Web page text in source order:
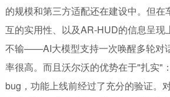
的规模和第三方适配还在建设中。但在
互的实用性、以及AR-HUD的信息呈现
不输——AI大模型支持一次唤醒多轮对
率很高。而且沃尔沃的优势在于"扎实"
bug，功能上线前经过了充分的验证。